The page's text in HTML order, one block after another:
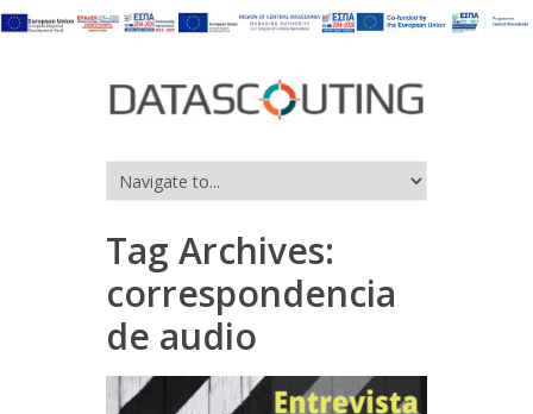
Tag Archives:
correspondencia
de audio